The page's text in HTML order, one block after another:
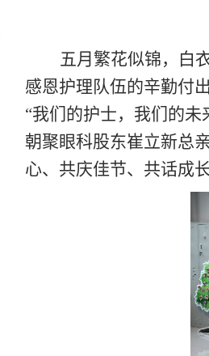
五月繁花似锦，白
感恩护理队伍的辛勤付
“我们的护士，我们的
朝聚眼科股东崔立新总
心、共庆佳节、共话成长